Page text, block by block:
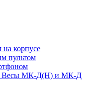
корпусе
пультом
Весы МК-Д(Н) и МК-Д